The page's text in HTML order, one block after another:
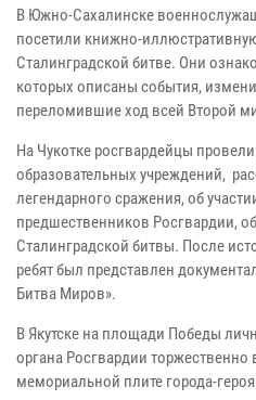
В Южно-Сахалинске
посетили книжно-
Сталинградской битве. Они
которых описаны события,
переломившие ход всей Второй
На Чукотке росгвардейцы
образовательных учреждений,
легендарного сражения, об
предшественников Росгвардии,
Сталинградской битвы. После
ребят был представлен
Битва Миров».
В Якутске на площади Победы
органа Росгвардии
мемориальной плите города-